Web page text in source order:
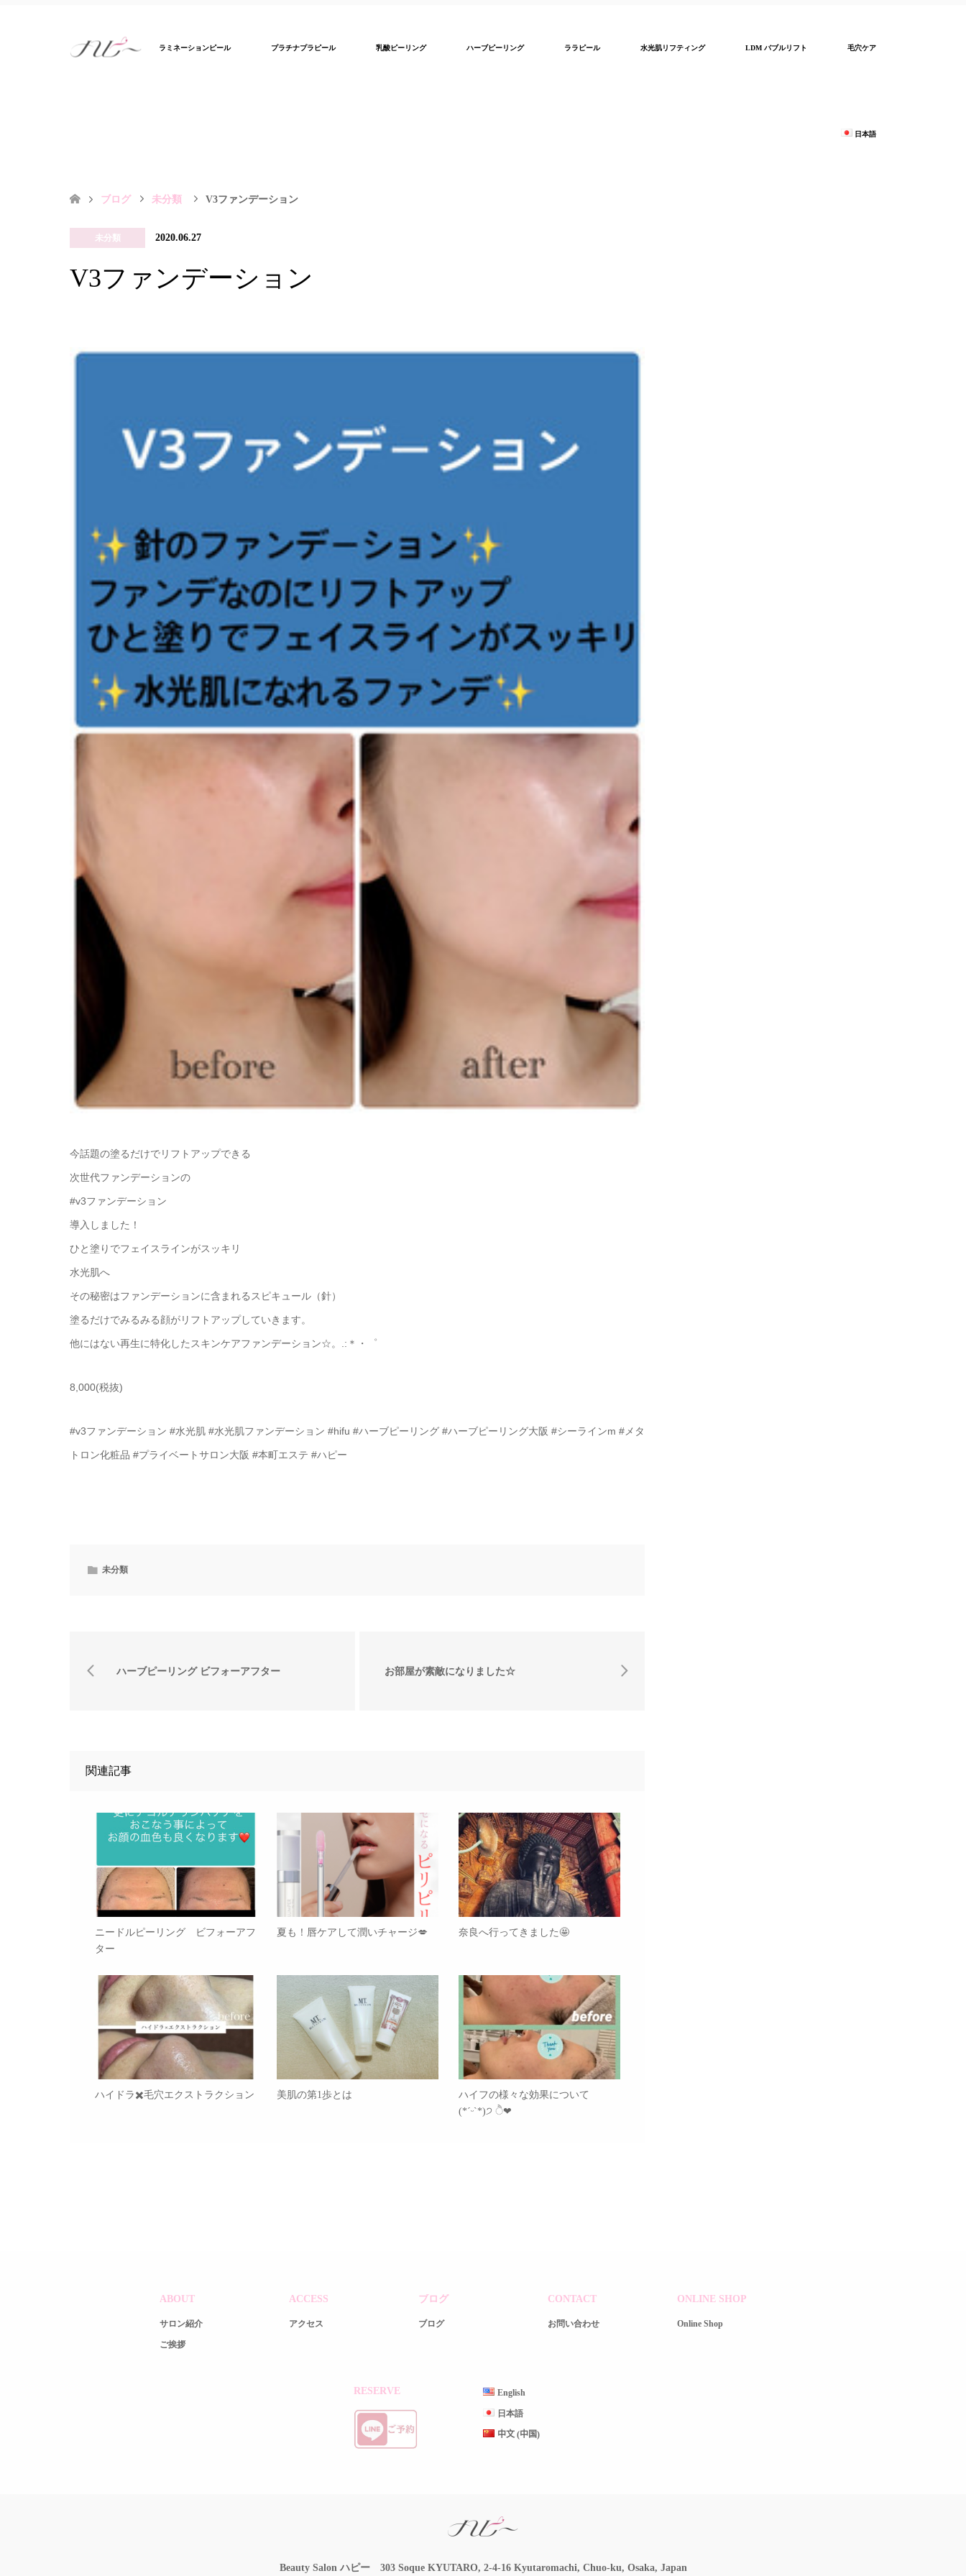
ラミネーションピール プラチナプラピール 乳酸ピーリング ハーブピーリング ララピール 水光肌リフティング LDM バブルリフト 毛穴ケア
日本語
ブログ 未分類 V3ファンデーション
未分類 2020.06.27
V3ファンデーション
今話題の塗るだけでリフトアップできる
次世代ファンデーションの
#v3ファンデーション
導入しました！
ひと塗りでフェイスラインがスッキリ
水光肌へ
その秘密はファンデーションに含まれるスピキュール（針）
塗るだけでみるみる顔がリフトアップしていきます。
他にはない再生に特化したスキンケアファンデーション☆。.:＊・゜
8,000(税抜)
#v3ファンデーション #水光肌 #水光肌ファンデーション #hifu #ハーブピーリング #ハーブピーリング大阪 #シーラインm #メタ
トロン化粧品 #プライベートサロン大阪 #本町エステ #ハピー
未分類
ハーブピーリング ビフォーアフター お部屋が素敵になりました☆
関連記事
ニードルピーリング ビフォーアフ
ター
夏も！唇ケアして潤いチャージ💋 奈良へ行ってきました🤩
ハイドラ✖️毛穴エクストラクション 美肌の第1歩とは
ハイフの様々な効果について
(*ˊᵕˋ*)੭ ੈ❤︎
ABOUT
サロン紹介
ご挨拶
ACCESS
アクセス
ブログ
ブログ
CONTACT
お問い合わせ
ONLINE SHOP
Online Shop
RESERVE English
日本語
中文 (中国)
Beauty Salon ハピー 303 Soque KYUTARO, 2-4-16 Kyutaromachi, Chuo-ku, Osaka, Japan